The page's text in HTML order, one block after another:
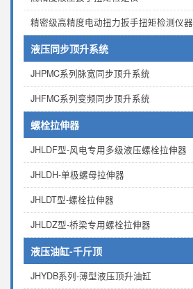
精密级高精度电动扭力扳手扭矩检测仪器
液压同步顶升系统
JHPMC系列脉宽同步顶升系统
JHFMC系列变频同步顶升系统
螺栓拉伸器
JHLDF型-风电专用多级液压螺栓拉伸器
JHLDH-单极螺母拉伸器
JHLDT型-螺栓拉伸器
JHLDZ型-桥梁专用螺栓拉伸器
液压油缸-千斤顶
JHYDB系列-薄型液压顶升油缸